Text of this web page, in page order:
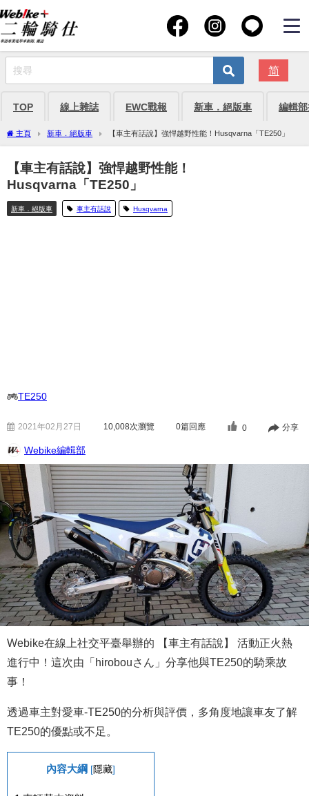
简
TOP 線上雜誌 EWC戰報 新車．絕版車 編輯
主頁 新車．絕版車 【車主有話說】強悍越野性能！Husqvarna「TE250」
【車主有話說】強悍越野性能！
Husqvarna「TE250」
新車．絕版車 車主有話說 Husqvarna
TE250
2021年02月27日 10,008次瀏覽 0篇回應 0 分享
Webike編輯部
Webike在線上社交平臺舉辦的 【車主有話說】 活動正火熱
進行中！這次由「hirobouさん」分享他與TE250的騎乘故
事！
透過車主對愛車-TE250的分析與評價，多角度地讓車友了解
TE250的優點或不足。
內容大綱 [隱藏]